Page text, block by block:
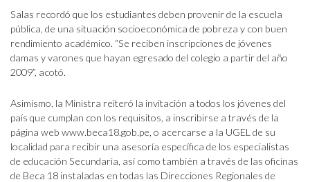
Salas recordó que los estudiantes deben provenir de la escuela
pública, de una situación socioeconómica de pobreza y con buen
rendimiento académico. “Se reciben inscripciones de jóvenes
damas y varones que hayan egresado del colegio a partir del año
2009”, acotó.
Asimismo, la Ministra reiteró la invitación a todos los jóvenes del
país que cumplan con los requisitos, a inscribirse a través de la
página web www.beca18.gob.pe, o acercarse a la UGEL de su
localidad para recibir una asesoría específica de los especialistas
de educación Secundaria, así como también a través de las oficinas
de Beca 18 instaladas en todas las Direcciones Regionales de